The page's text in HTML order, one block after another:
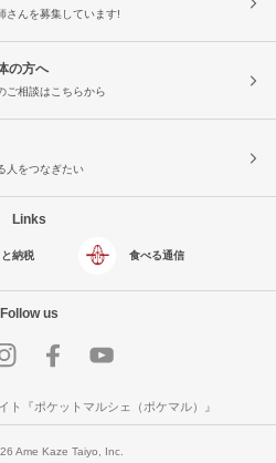
さんを募集しています!
の方へ
ご相談はこちらから
人をつなぎたい
Links
納税 食べる通信
Follow us
ト『ポケットマルシェ（ポケマル）』
Ame Kaze Taiyo, Inc.